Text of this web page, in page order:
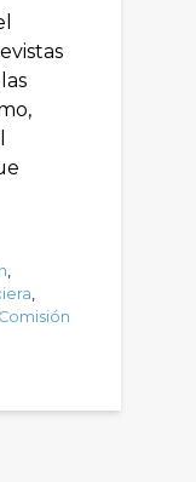
,
,
Comisión